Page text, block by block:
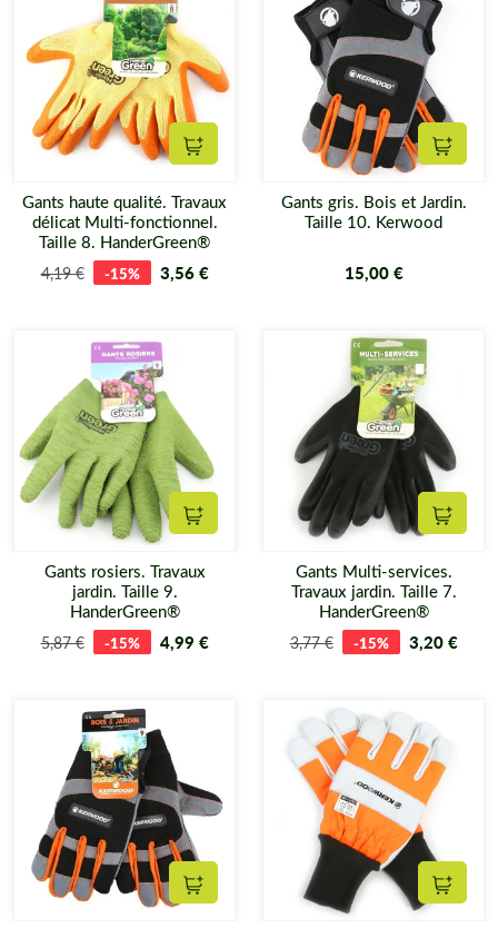
Ajouter au panier
Gants haute qualité. Travaux
délicat Multi-fonctionnel.
Taille 8. HanderGreen®
4,19 € -15% 3,56 €
Gants gris. Bois et Jardin.
Taille 10. Kerwood
15,00 €
Ajouter au panier
Gants rosiers. Travaux
jardin. Taille 9.
HanderGreen®
5,87 € -15% 4,99 €
Gants Multi-services.
Travaux jardin. Taille 7.
HanderGreen®
3,77 € -15% 3,20 €
Ajouter au panier